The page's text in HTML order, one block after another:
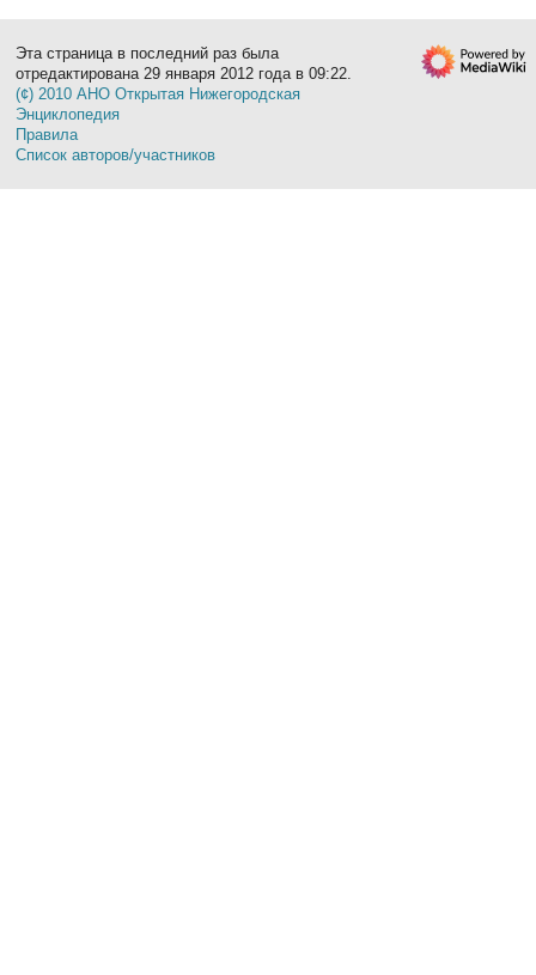
Эта страница в последний раз была
отредактирована 29 января 2012 года в 09:22.
(¢) 2010 АНО Открытая Нижегородская
Энциклопедия
Правила
Список авторов/участников